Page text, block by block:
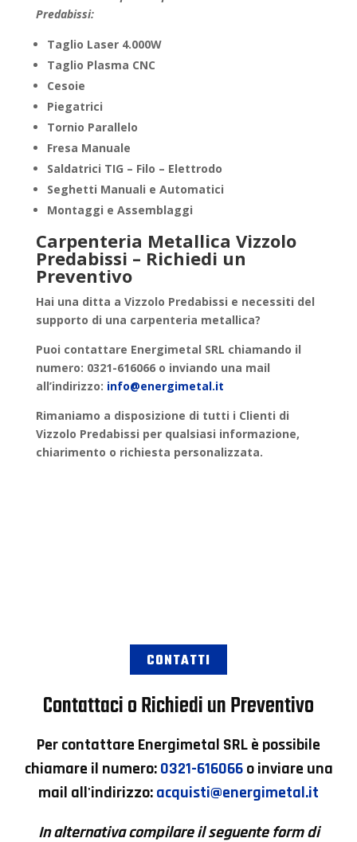
Predabissi:
Taglio Laser 4.000W
Taglio Plasma CNC
Cesoie
Piegatrici
Tornio Parallelo
Fresa Manuale
Saldatrici TIG – Filo – Elettrodo
Seghetti Manuali e Automatici
Montaggi e Assemblaggi
Carpenteria Metallica Vizzolo
Predabissi – Richiedi un
Preventivo
Hai una ditta a Vizzolo Predabissi e necessiti del
supporto di una carpenteria metallica?
Puoi contattare Energimetal SRL chiamando il
numero: 0321-616066 o inviando una mail
all’indirizzo: info@energimetal.it
Rimaniamo a disposizione di tutti i Clienti di
Vizzolo Predabissi per qualsiasi informazione,
chiarimento o richiesta personalizzata.
CONTATTI
Contattaci o Richiedi un Preventivo
Per contattare Energimetal SRLè possibile
chiamare il numero:0321-616066o inviare una
mail all'indirizzo:acquisti@energimetal.it
In alternativa compilare il seguente form di